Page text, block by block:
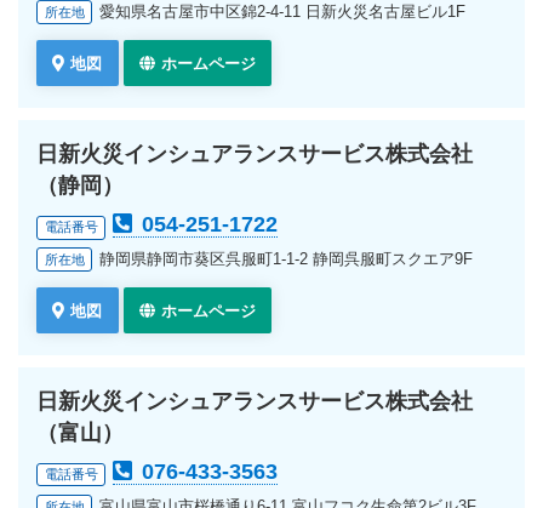
所在地 愛知県名古屋市中区錦2-4-11 日新火災名古屋ビル1F
地図 ホームページ
日新火災インシュアランスサービス株式会社
（静岡）
電話番号 054-251-1722
所在地 静岡県静岡市葵区呉服町1-1-2 静岡呉服町スクエア9F
地図 ホームページ
日新火災インシュアランスサービス株式会社
（富山）
電話番号 076-433-3563